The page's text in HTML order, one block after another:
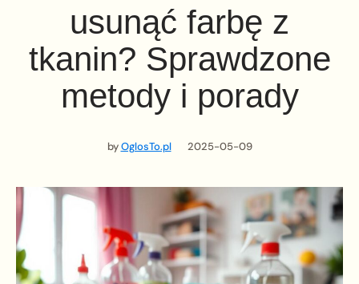
usunąć farbę z
tkanin? Sprawdzone
metody i porady
byOglosTo.pl 2025-05-09